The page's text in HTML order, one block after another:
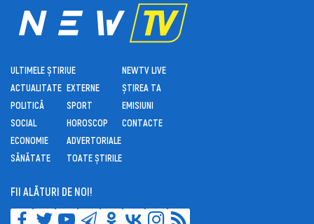
ULTIMELE ȘTIRI
ACTUALITATE
POLITICĂ
SOCIAL
ECONOMIE
SĂNĂTATE
UE
EXTERNE
SPORT
HOROSCOP
ADVERTORIALE
TOATE ȘTIRILE
NEWTV LIVE
ȘTIREA TA
EMISIUNI
CONTACTE
FII ALĂTURI DE NOI!